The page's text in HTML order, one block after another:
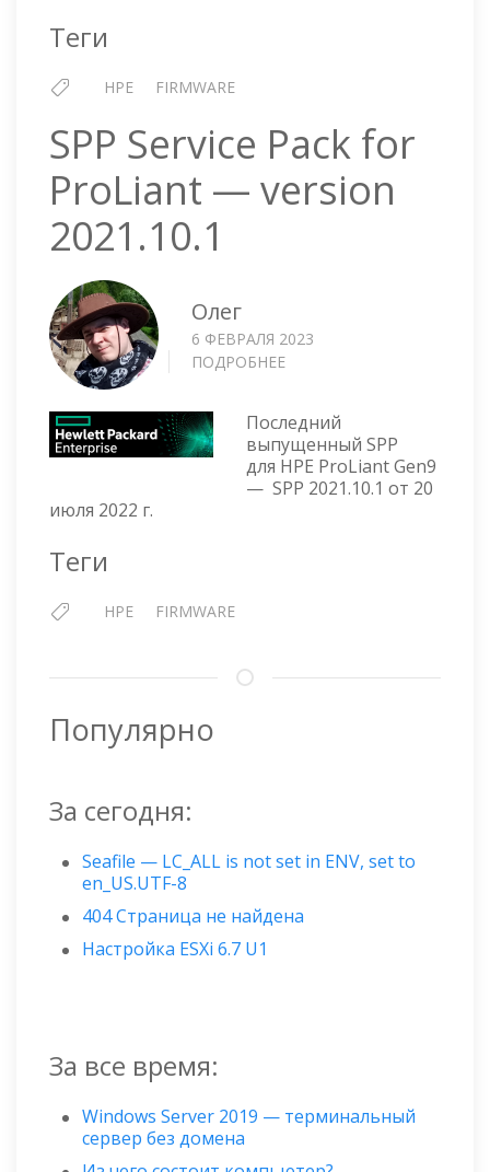
Теги
HPE FIRMWARE
SPP Service Pack for
ProLiant — version
2021.10.1
Олег
6 ФЕВРАЛЯ 2023
ПОДРОБНЕЕ
PACK
FOR
PROLIANT
—
Последний
выпущенный SPP
для HPE ProLiant Gen9
— SPP 2021.10.1 от 20
июля 2022 г.
Теги
HPE FIRMWARE
Популярно
За сегодня:
Seafile — LC_ALL is not set in ENV, set to
en_US.UTF-8
404 Страница не найдена
Настройка ESXi 6.7 U1
За все время:
Windows Server 2019 — терминальный
сервер без домена